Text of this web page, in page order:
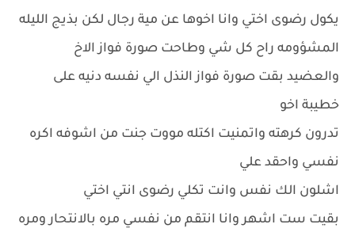
يكول رضوى اختي وانا اخوها عن مية رجال لكن بذيج الليله
المشؤومه راح كل شي وطاحت صورة فواز الاخ
والعضيد بقت صورة فواز النذل الي نفسه دنيه على
خطيبة اخو
تدرون كرهته واتمنيت اكتله مووت جنت من اشوفه اكره
نفسي واحقد علي
اشلون الك نفس وانت تكلي رضوى انتي اختي
بقيت ست اشهر وانا انتقم من نفسي مره بالانتحار ومره